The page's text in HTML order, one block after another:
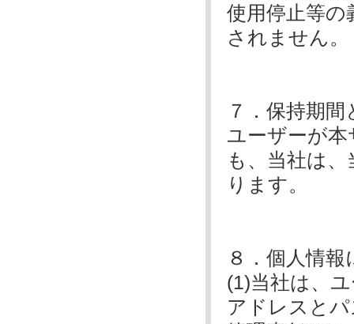
使用停止等の
されません。
７．保持期
ユーザーが
も、当社は
ります。
８．個人情
(1)当社は、
アドレスと